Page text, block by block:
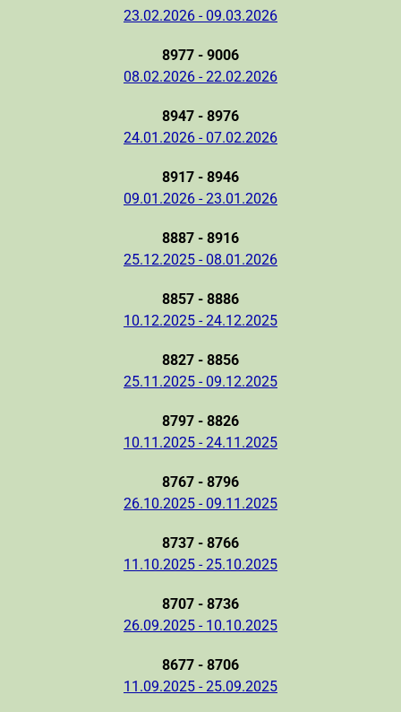
23.02.2026 - 09.03.2026
8977 - 9006
08.02.2026 - 22.02.2026
8947 - 8976
24.01.2026 - 07.02.2026
8917 - 8946
09.01.2026 - 23.01.2026
8887 - 8916
25.12.2025 - 08.01.2026
8857 - 8886
10.12.2025 - 24.12.2025
8827 - 8856
25.11.2025 - 09.12.2025
8797 - 8826
10.11.2025 - 24.11.2025
8767 - 8796
26.10.2025 - 09.11.2025
8737 - 8766
11.10.2025 - 25.10.2025
8707 - 8736
26.09.2025 - 10.10.2025
8677 - 8706
11.09.2025 - 25.09.2025